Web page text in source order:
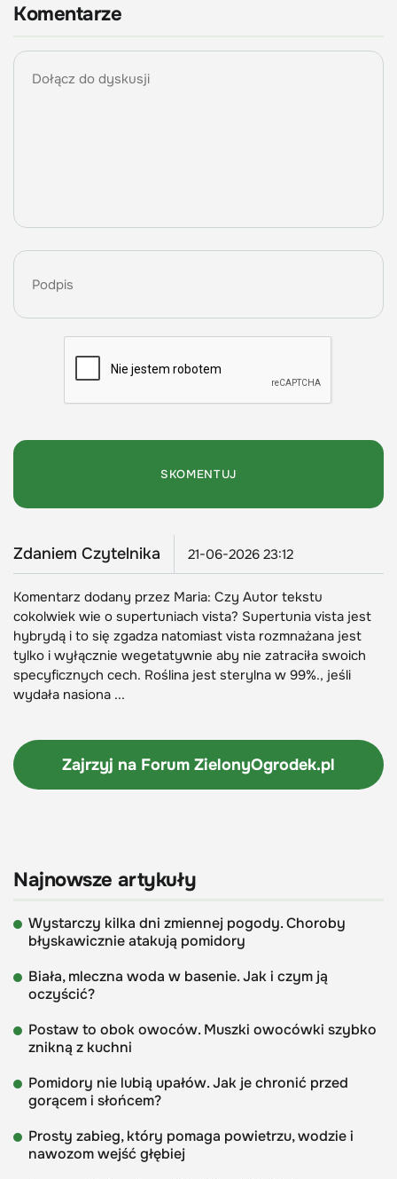
Komentarze
Zdaniem Czytelnika 21-06-2026 23:12
Komentarz dodany przez Maria: Czy Autor tekstu
cokolwiek wie o supertuniach vista? Supertunia vista jest
hybrydą i to się zgadza natomiast vista rozmnażana jest
tylko i wyłącznie wegetatywnie aby nie zatraciła swoich
specyficznych cech. Roślina jest sterylna w 99%., jeśli
wydała nasiona ...
Zajrzyj na Forum ZielonyOgrodek.pl
Najnowsze artykuły
Wystarczy kilka dni zmiennej pogody. Choroby
błyskawicznie atakują pomidory
Biała, mleczna woda w basenie. Jak i czym ją
oczyścić?
Postaw to obok owoców. Muszki owocówki szybko
znikną z kuchni
Pomidory nie lubią upałów. Jak je chronić przed
gorącem i słońcem?
Prosty zabieg, który pomaga powietrzu, wodzie i
nawozom wejść głębiej